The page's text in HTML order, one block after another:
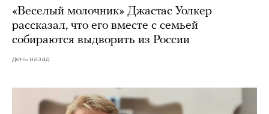
«Веселый молочник» Джастас Уолкер
рассказал, что его вместе с семьей
собираются выдворить из России
день назад